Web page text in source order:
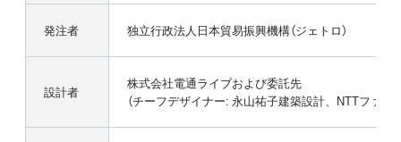
発注者 独立行政法人日本貿易振興機構（ジェトロ）
設計者
株式会社電通ライブおよび委託先
（チーフデザイナー: 永山祐子建築設計、NTTファシ